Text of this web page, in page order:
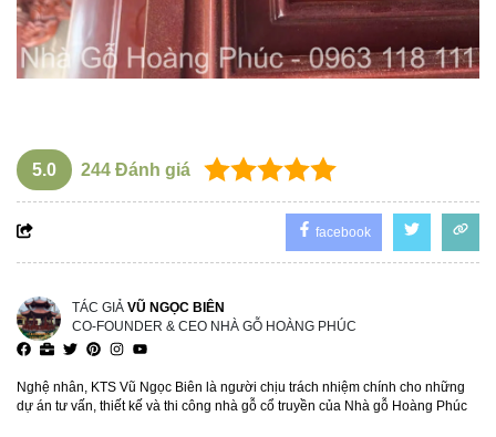
5.0 244 Đánh giá
facebook
TÁC GIẢ VŨ NGỌC BIÊN
CO-FOUNDER & CEO NHÀ GỖ HOÀNG PHÚC
Nghệ nhân, KTS Vũ Ngọc Biên là người chịu trách nhiệm chính cho những
dự án tư vấn, thiết kế và thi công nhà gỗ cổ truyền của Nhà gỗ Hoàng Phúc